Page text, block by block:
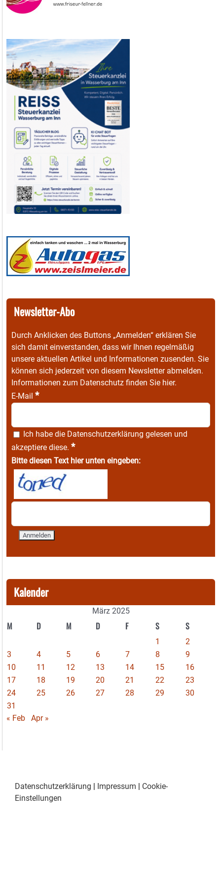
Newsletter-Abo
Durch Anklicken des Buttons „Anmelden“ erklären Sie
sich damit einverstanden, dass wir Ihnen regelmäßig
unsere aktuellen Artikel und Informationen zusenden. Sie
können sich jederzeit von diesem Newsletter abmelden.
Informationen zum Datenschutz finden Sie hier.
E-Mail *
Ich habe die Datenschutzerklärung gelesen und
akzeptiere diese. *
Bitte diesen Text hier unten eingeben:
Kalender
März 2025
M D M D F S S
1
2
3
4 5 6 7 8
9
10
11 12 13 14 15
16
17
18 19 20 21 22
23
24
25 26 27 28 29
30
31
« Feb
Apr »
Datenschutzerklärung | Impressum | Cookie-
Einstellungen